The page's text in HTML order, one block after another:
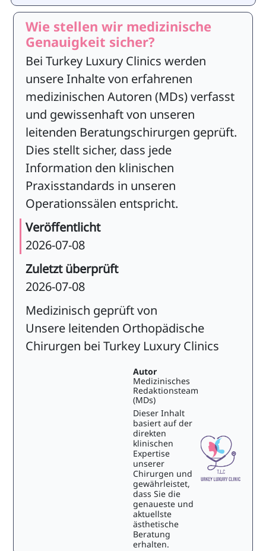
Wie stellen wir medizinische
Genauigkeit sicher?
Bei Turkey Luxury Clinics werden
unsere Inhalte von erfahrenen
medizinischen Autoren (MDs) verfasst
und gewissenhaft von unseren
leitenden Beratungschirurgen geprüft.
Dies stellt sicher, dass jede
Information den klinischen
Praxisstandards in unseren
Operationssälen entspricht.
Veröffentlicht
2026-07-08
Zuletzt überprüft
2026-07-08
Medizinisch geprüft von
Unsere leitenden Orthopädische
Chirurgen bei Turkey Luxury Clinics
Autor
Medizinisches
Redaktionsteam
(MDs)
Dieser Inhalt
basiert auf der
direkten
klinischen
Expertise
unserer
Chirurgen und
gewährleistet,
dass Sie die
genaueste und
aktuellste
ästhetische
Beratung
erhalten.